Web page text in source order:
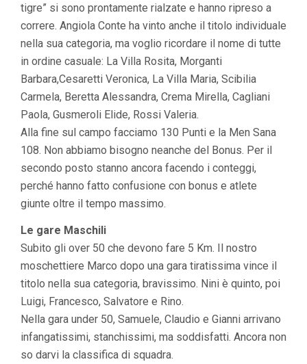
tigre” si sono prontamente rialzate e hanno ripreso a
correre. Angiola Conte ha vinto anche il titolo individuale
nella sua categoria, ma voglio ricordare il nome di tutte
in ordine casuale: La Villa Rosita, Morganti
Barbara,Cesaretti Veronica, La Villa Maria, Scibilia
Carmela, Beretta Alessandra, Crema Mirella, Cagliani
Paola, Gusmeroli Elide, Rossi Valeria.
Alla fine sul campo facciamo 130 Punti e la Men Sana
108. Non abbiamo bisogno neanche del Bonus. Per il
secondo posto stanno ancora facendo i conteggi,
perché hanno fatto confusione con bonus e atlete
giunte oltre il tempo massimo.
Le gare Maschili
Subito gli over 50 che devono fare 5 Km. Il nostro
moschettiere Marco dopo una gara tiratissima vince il
titolo nella sua categoria, bravissimo. Nini è quinto, poi
Luigi, Francesco, Salvatore e Rino.
Nella gara under 50, Samuele, Claudio e Gianni arrivano
infangatissimi, stanchissimi, ma soddisfatti. Ancora non
so darvi la classifica di squadra.